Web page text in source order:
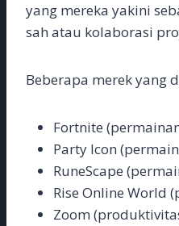
yang mereka yakini
sah atau kolaborasi
Beberapa merek yang
Fortnite
Party Icon
RuneScape
Rise Online World
Zoom